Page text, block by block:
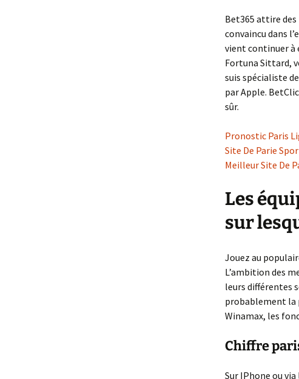
Bet365 attire
convaincu dans
vient continuer à
Fortuna Sittard,
suis spécialiste
par Apple.
sûr.
Pronostic Paris
Site De Parie
Meilleur Site De
Les
sur
Jouez au
L’ambition des
leurs différentes
probablement la
Winamax, les
Chiffre
Sur IPhone ou